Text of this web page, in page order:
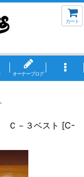
カート
オーナーブログ
Ｃ－３ベスト [C-